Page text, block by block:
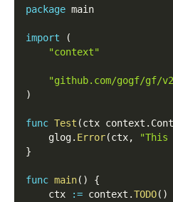
package main
import
(
"context"
"github.com/gogf/gf/
)
func Test (ctx context .
    glog
. Error(ctx,
}
func main( )
{
    ctx
:= context .TODO( )